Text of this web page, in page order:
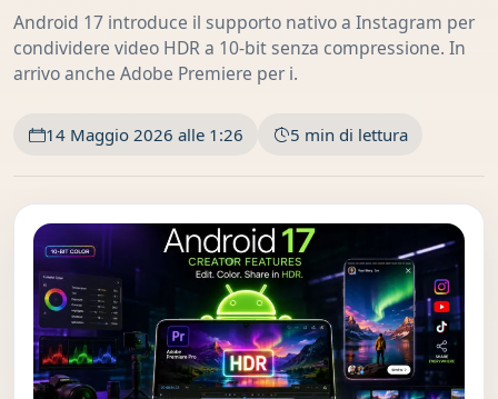
Android 17 introduce il supporto nativo a Instagram per
condividere video HDR a 10-bit senza compressione. In
arrivo anche Adobe Premiere per i.
14 Maggio 2026 alle 1:26 5 min di lettura